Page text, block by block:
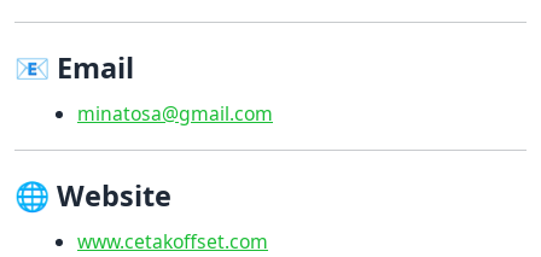
📧 Email
minatosa@gmail.com
🌐 Website
www.cetakoffset.com